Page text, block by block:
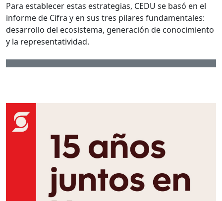
Para establecer estas estrategias, CEDU se basó en el
informe de Cifra y en sus tres pilares fundamentales:
desarrollo del ecosistema, generación de conocimiento
y la representatividad.